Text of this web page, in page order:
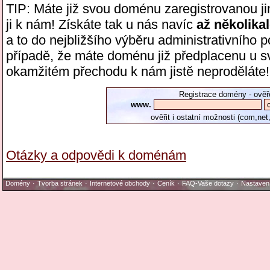
TIP: Máte již svou doménu zaregistrovanou
ji k nám! Získáte tak u nás navíc až
a to do nejbližšího výběru administrativního
případě, že máte doménu již předplacenu u
okamžitém přechodu k nám jistě neproděláte!
Registrace domény -
www.
ověřit i ostatní možnosti
Otázky a odpovědi k doménám
Domény · Tvorba stránek · Internetové obchody · Ceník · FAQ-Vaše dotazy ·